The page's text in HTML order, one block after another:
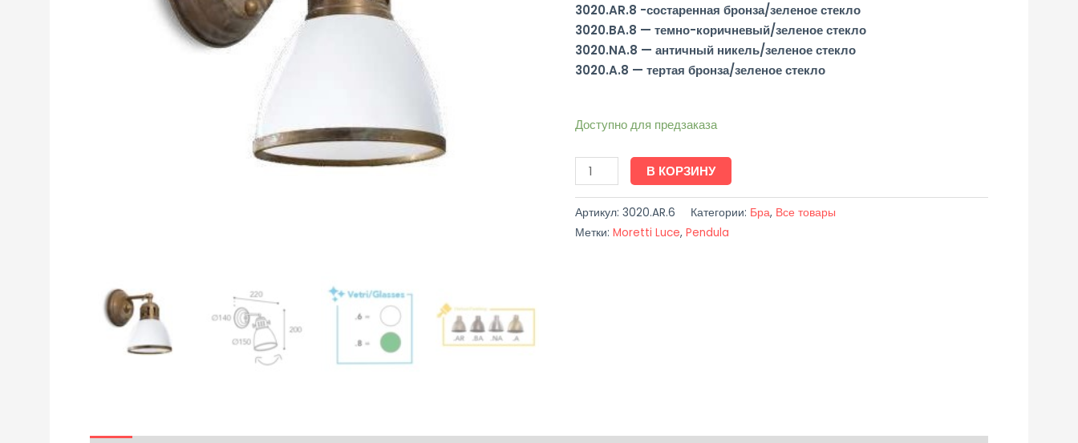
3020.AR.8 -состаренная бронза/зеленое стекло
3020.BA.8 — темно-коричневый/зеленое стекло
3020.NA.8 — античный никель/зеленое стекло
3020.A.8 — тертая бронза/зеленое стекло
Доступно для предзаказа
В КОРЗИНУ
Артикул: 3020.AR.6 Категории: Бра, Все товары
Метки: Moretti Luce, Pendula